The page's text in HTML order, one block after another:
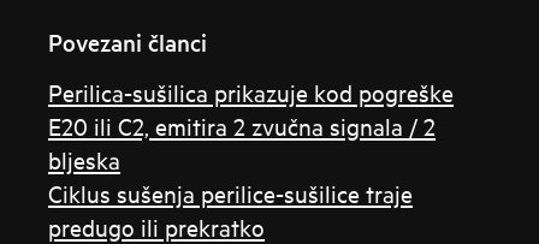
Povezani članci
Perilica-sušilica prikazuje kod pogreške
E20 ili C2, emitira 2 zvučna signala / 2
bljeska
Ciklus sušenja perilice-sušilice traje
predugo ili prekratko